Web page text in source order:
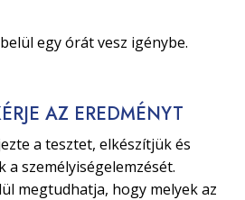
egy órát vesz igénybe.
AZ EREDMÉNYT
a tesztet, elkészítjük és
a személyiségelemzését.
megtudhatja, hogy melyek az